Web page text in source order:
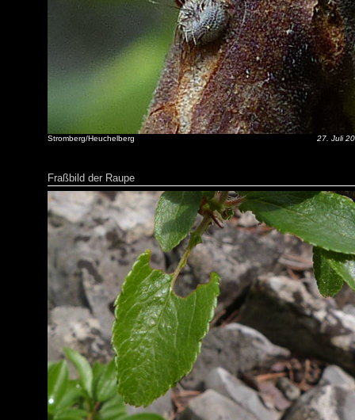
Stromberg/Heuchelberg 27. Juli
Fraßbild der Raupe